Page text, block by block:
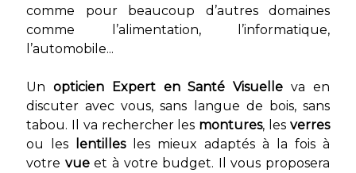
comme pour beaucoup d’autres domaines
comme l’alimentation, l’informatique,
l’automobile...
Un opticien Expert en Santé Visuelle va en
discuter avec vous, sans langue de bois, sans
tabou. Il va rechercher les montures, lesverres
ou les
lentillesles mieux adaptés à la fois à
votre vueet à votre budget. Il vous proposera